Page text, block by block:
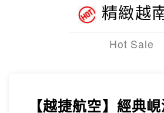
精緻越
Hot Sale
【越捷航空】經典